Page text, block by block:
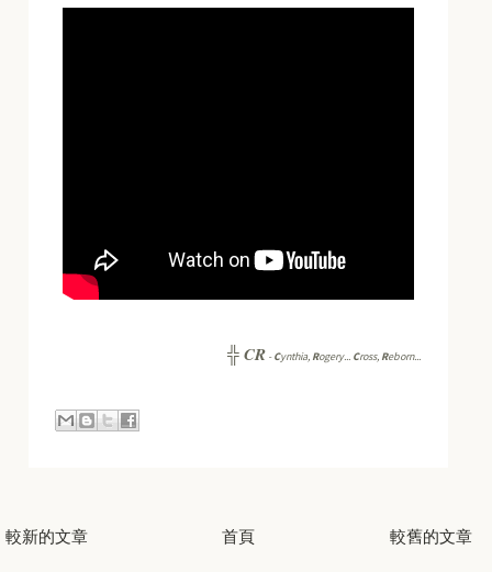
╬CR -Cynthia, Rogery... Cross, Reborn...
較新的文章 較舊的文章
首頁